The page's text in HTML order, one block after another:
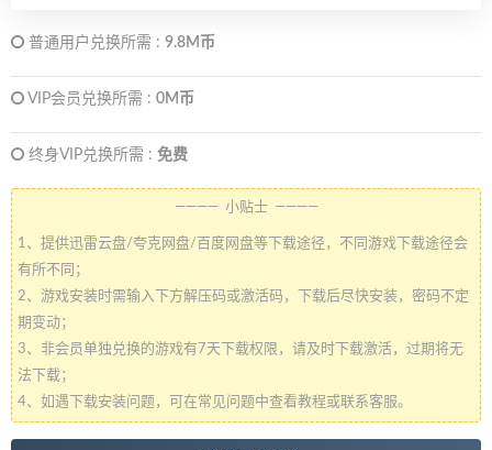
普通用户兑换所需 : 9.8M币
VIP会员兑换所需 : 0M币
终身VIP兑换所需 : 免费
———— 小贴士 ————
1、提供迅雷云盘/夸克网盘/百度网盘等下载途径，不同游戏下载途径会
有所不同；
2、游戏安装时需输入下方解压码或激活码，下载后尽快安装，密码不定
期变动；
3、非会员单独兑换的游戏有7天下载权限，请及时下载激活，过期将无
法下载；
4、如遇下载安装问题，可在常见问题中查看教程或联系客服。